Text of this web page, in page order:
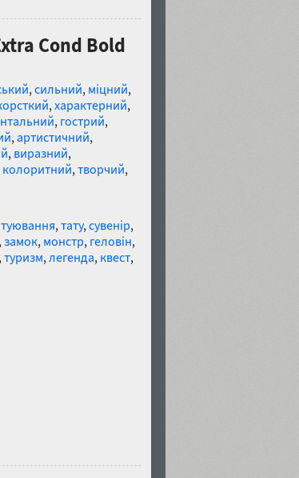
Cond Bold
,сильний, міцний,
,характерний,
, гострий,
,артистичний,
, виразний,
колоритний,творчий,
,тату,сувенір,
,замок, монстр, геловін,
,туризм,легенда, квест,